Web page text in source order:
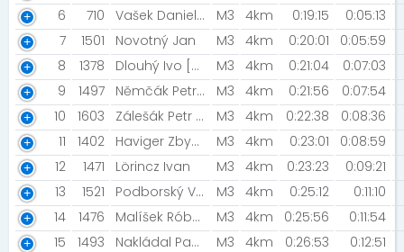
6
710 Vašek Daniel [Horáreň] M3 4km 0:19:15
0:05:13
7
1501 Novotný Jan M3 4km 0:20:01
0:05:59
8
1378 Dlouhý Ivo [SK Druhý dech] M3 4km 0:21:04
0:07:03
9
1497 Němčák Petr [FC Slza] M3 4km 0:21:56
0:07:54
10
1603 Zálešák Petr [Rozběháme Břeclav] M3 4km 0:22:38
0:08:36
11
1402 Haviger Zbyněk [SDH Pernštejn] M3 4km 0:23:01
0:08:59
12
1471 Lörincz Ivan M3 4km 0:23:23
0:09:21
13
1521 Podborský Václav M3 4km 0:25:12
0:11:10
14
1476 Malíšek Róbert M3 4km 0:25:56
0:11:54
15
1493 Nakládal Pavel M3 4km 0:26:53
0:12:51